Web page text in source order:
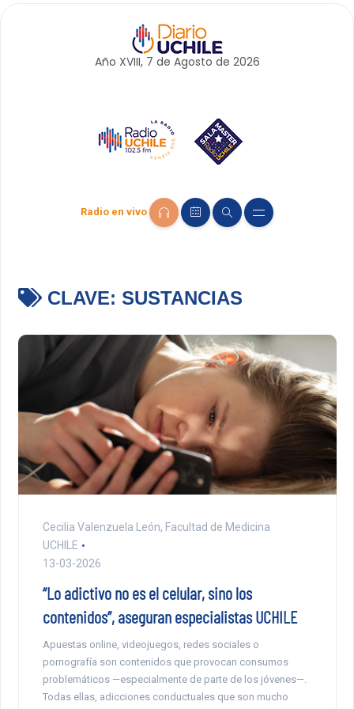
Año XVIII, 7 de Agosto de 2026
Radio en vivo
CLAVE: SUSTANCIAS
Cecilia Valenzuela León, Facultad de Medicina
UCHILE
13-03-2026
“Lo adictivo no es el celular, sino los
contenidos”, aseguran especialistas UCHILE
Apuestas online, videojuegos, redes sociales o
pornografía son contenidos que provocan consumos
problemáticos —especialmente de parte de los jóvenes—.
Todas ellas, adicciones conductuales que son mucho